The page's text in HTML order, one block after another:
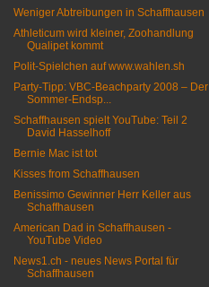
Weniger Abtreibungen in Schaffhausen
Athleticum wird kleiner, Zoohandlung
Qualipet kommt
Polit-Spielchen auf www.wahlen.sh
Party-Tipp: VBC-Beachparty 2008 – Der
Sommer-Endsp...
Schaffhausen spielt YouTube: Teil 2
David Hasselhoff
Bernie Mac ist tot
Kisses from Schaffhausen
Benissimo Gewinner Herr Keller aus
Schaffhausen
American Dad in Schaffhausen -
YouTube Video
News1.ch - neues News Portal für
Schaffhausen